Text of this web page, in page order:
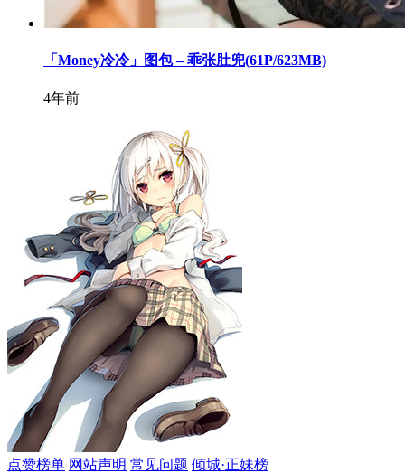
「Money冷冷」图包 – 乖张肚兜(61P/623MB)
4年前
点赞榜单 网站声明 常见问题 倾城·正妹榜